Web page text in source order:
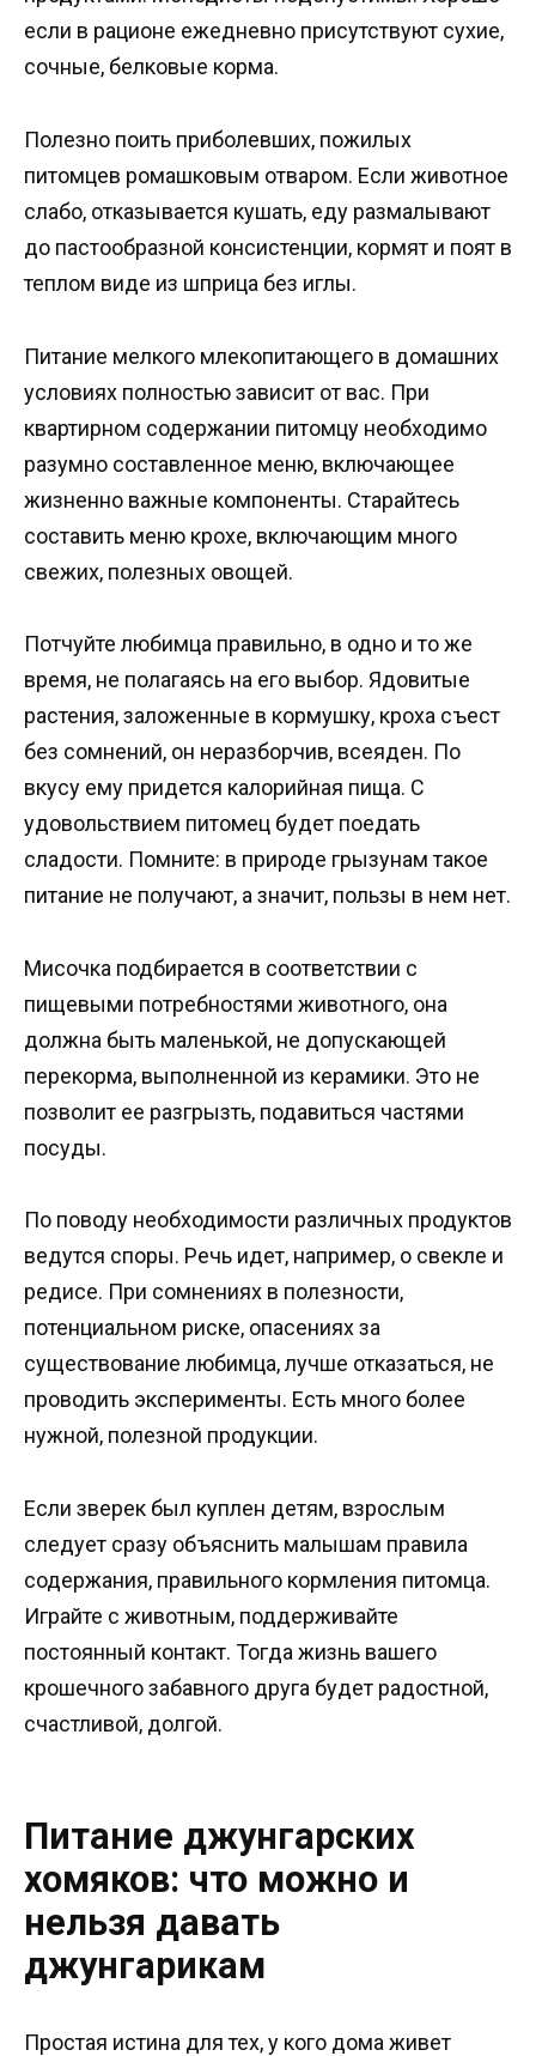
если в рационе ежедневно присутствуют сухие,
сочные, белковые корма.
Полезно поить приболевших, пожилых
питомцев ромашковым отваром. Если животное
слабо, отказывается кушать, еду размалывают
до пастообразной консистенции, кормят и поят в
теплом виде из шприца без иглы.
Питание мелкого млекопитающего в домашних
условиях полностью зависит от вас. При
квартирном содержании питомцу необходимо
разумно составленное меню, включающее
жизненно важные компоненты. Старайтесь
составить меню крохе, включающим много
свежих, полезных овощей.
Потчуйте любимца правильно, в одно и то же
время, не полагаясь на его выбор. Ядовитые
растения, заложенные в кормушку, кроха съест
без сомнений, он неразборчив, всеяден. По
вкусу ему придется калорийная пища. С
удовольствием питомец будет поедать
сладости. Помните: в природе грызунам такое
питание не получают, а значит, пользы в нем нет.
Мисочка подбирается в соответствии с
пищевыми потребностями животного, она
должна быть маленькой, не допускающей
перекорма, выполненной из керамики. Это не
позволит ее разгрызть, подавиться частями
посуды.
По поводу необходимости различных продуктов
ведутся споры. Речь идет, например, о свекле и
редисе. При сомнениях в полезности,
потенциальном риске, опасениях за
существование любимца, лучше отказаться, не
проводить эксперименты. Есть много более
нужной, полезной продукции.
Если зверек был куплен детям, взрослым
следует сразу объяснить малышам правила
содержания, правильного кормления питомца.
Играйте с животным, поддерживайте
постоянный контакт. Тогда жизнь вашего
крошечного забавного друга будет радостной,
счастливой, долгой.
Питание джунгарских
хомяков: что можно и
нельзя давать
джунгарикам
Простая истина для тех, у кого дома живет